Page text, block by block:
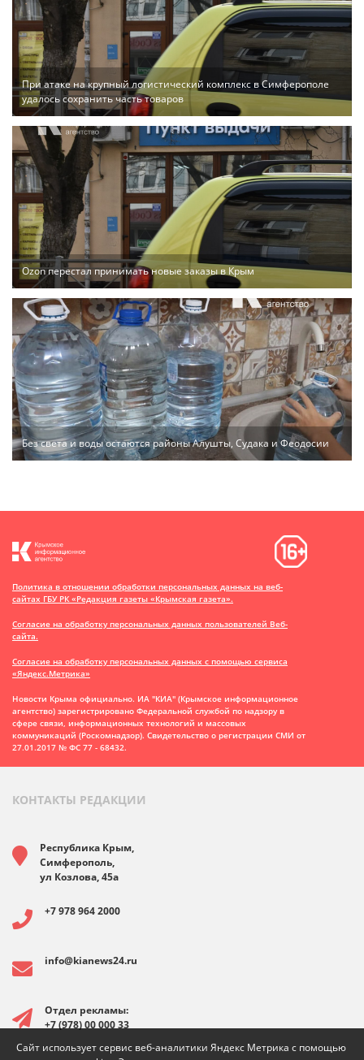
При атаке на крупный логистический комплекс в Симферополе
удалось сохранить часть товаров
Ozon перестал принимать новые заказы в Крым
Без света и воды остаются районы Алушты, Судака и Феодосии
Политика в отношении обработки персональных данных на веб-
сайтах ГБУ РК «Редакция газеты «Крымская газета».
Согласие на обработку персональных данных пользователей Веб-
сайта.
Согласие на обработку персональных данных с помощью сервиса
«Яндекс.Метрика»
Новости Крыма официально. ИА "КИА" (Крымское информационное
агентство) зарегистрировано Федеральной службой по надзору в
сфере связи, информационных технологий и массовых
коммуникаций (Роскомнадзор). Свидетельство о регистрации СМИ от
27.01.2017 № ФС 77 - 68432.
КОНТАКТЫ РЕДАКЦИИ
Республика Крым,
Симферополь,
ул Козлова, 45а
+7 978 964 2000
info@kianews24.ru
Отдел рекламы:
+7 (978) 00 000 33
Сайт использует сервис веб-аналитики Яндекс Метрика с помощью